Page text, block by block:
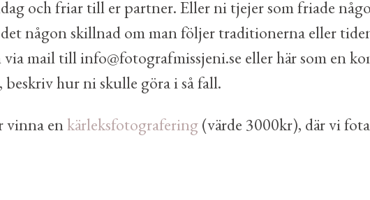
och friar till er partner. Eller ni tjejer som friade
någon skillnad om man följer traditionerna eller
via mail till info@fotografmissjeni.se eller här som en
hur ni skulle göra i så fall.
vinna enkärleksfotografering(värde 3000kr), där vi